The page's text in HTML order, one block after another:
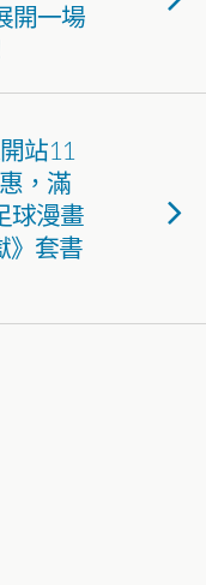
開一場
站11
，滿
球漫畫
》套書